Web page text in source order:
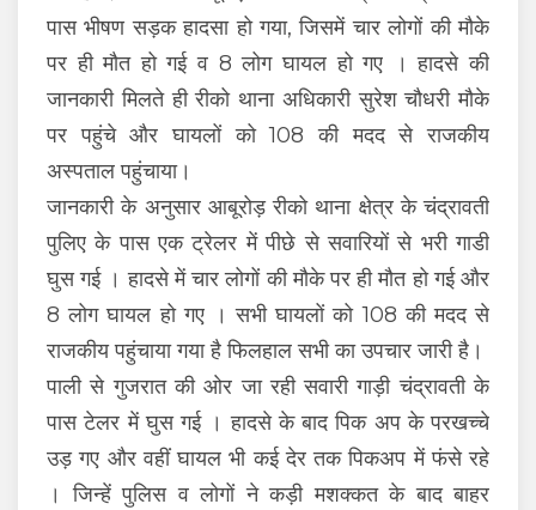
पास भीषण सड़क हादसा हो गया, जिसमें चार लोगों की मौके
पर ही मौत हो गई व 8 लोग घायल हो गए । हादसे की
जानकारी मिलते ही रीको थाना अधिकारी सुरेश चौधरी मौके
पर पहुंचे और घायलों को 108 की मदद से राजकीय
अस्पताल पहुंचाया।
जानकारी के अनुसार आबूरोड़ रीको थाना क्षेत्र के चंद्रावती
पुलिए के पास एक ट्रेलर में पीछे से सवारियों से भरी गाडी
घुस गई । हादसे में चार लोगों की मौके पर ही मौत हो गई और
8 लोग घायल हो गए । सभी घायलों को 108 की मदद से
राजकीय पहुंचाया गया है फिलहाल सभी का उपचार जारी है।
पाली से गुजरात की ओर जा रही सवारी गाड़ी चंद्रावती के
पास टेलर में घुस गई । हादसे के बाद पिक अप के परखच्चे
उड़ गए और वहीं घायल भी कई देर तक पिकअप में फंसे रहे
। जिन्हें पुलिस व लोगों ने कड़ी मशक्कत के बाद बाहर